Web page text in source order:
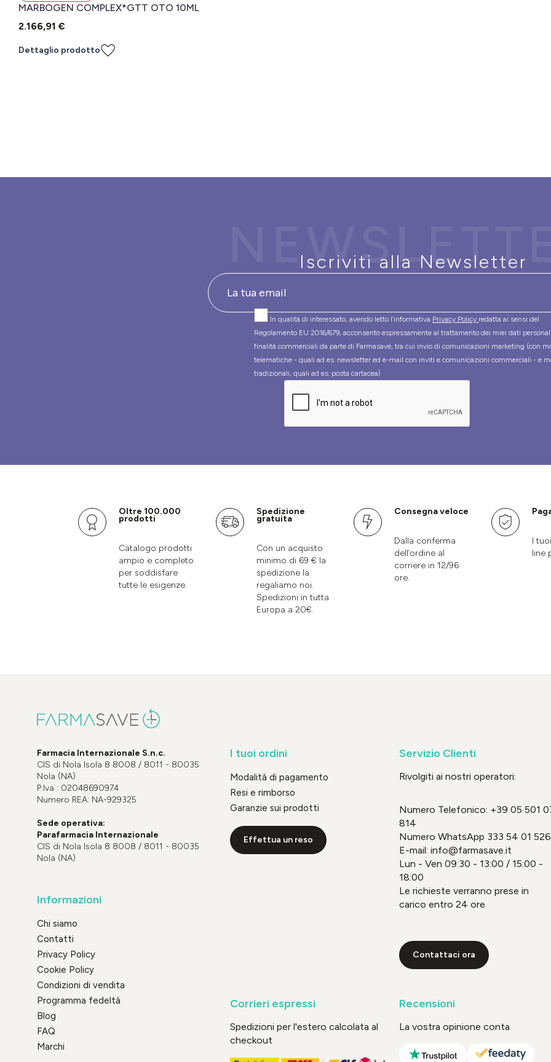
MARBOGEN COMPLEX*GTT OTO 10ML
2.166,91 €
Dettaglio prodotto
Iscriviti alla Newsletter
In qualità di interessato, avendo letto l’informativa Privacy Policy redatta ai sensi del
Regolamento EU 2016/679, acconsento espressamente al trattamento dei miei dati
finalità commerciali da parte di Farmasave, tra cui invio di comunicazioni marketing (con
telematiche - quali ad es. newsletter ed e-mail con inviti e comunicazioni commerciali - e
tradizionali, quali ad es. posta cartacea)
Oltre 100.000
prodotti
Catalogo prodotti
ampio e completo
per soddisfare
tutte le esigenze.
Spedizione
gratuita
Con un acquisto
minimo di 69 € la
spedizione la
regaliamo noi.
Spedizioni in tutta
Europa a 20€.
Consegna veloce
Dalla conferma
dell’ordine al
corriere in 12/96
ore.
I
line
Farmacia Internazionale S.n.c.
CIS di Nola Isola 8 8008 / 8011 - 80035
Nola (NA)
P.Iva : 02048690974
Numero REA: NA-929325
Sede operativa:
Parafarmacia Internazionale
CIS di Nola Isola 8 8008 / 8011 - 80035
Nola (NA)
Informazioni
Chi siamo
Contatti
Privacy Policy
Cookie Policy
Condizioni di vendita
Programma fedeltà
Blog
FAQ
Marchi
I tuoi ordini
Modalità di pagamento
Resi e rimborso
Garanzie sui prodotti
Effettua un reso
Servizio Clienti
Rivolgiti ai nostri operatori:
Numero Telefonico: +39 05 501
814
Numero WhatsApp 333 54 01 526
E-mail: info@farmasave.it
Lun - Ven 09:30 - 13:00 / 15:00 -
18:00
Le richieste verranno prese in
carico entro 24 ore
Contattaci ora
Corrieri espressi
Spedizioni per l'estero calcolata al
checkout
Recensioni
La vostra opinione conta